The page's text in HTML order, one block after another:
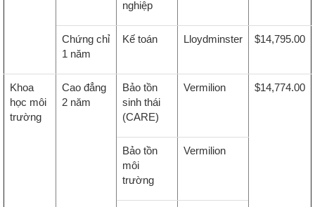
nghiệp
Chứng chỉ
1 năm
Kế toán Lloydminster $14,795.00
Khoa
học môi
trường
Cao đẳng
2 năm
Bảo tồn
sinh thái
(CARE)
Vermilion $14,774.00
Bảo tồn
môi
trường
Vermilion